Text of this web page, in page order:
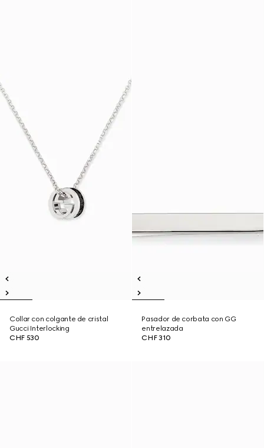
Collar con colgante de cristal
Gucci Interlocking
CHF 530
Pasador de corbata con GG
entrelazada
CHF 310